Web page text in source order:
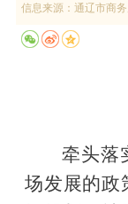
信息来源： 通辽市商
牵头落
场发展的政